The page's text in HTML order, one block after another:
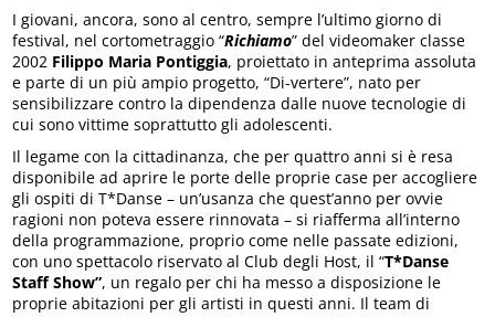
I giovani, ancora, sono al centro, sempre l’ultimo giorno di
festival, nel cortometraggio “Richiamo” del videomaker classe
2002 Filippo Maria Pontiggia, proiettato in anteprima assoluta
e parte di un più ampio progetto, “Di-vertere”, nato per
sensibilizzare contro la dipendenza dalle nuove tecnologie di
cui sono vittime soprattutto gli adolescenti.
Il legame con la cittadinanza, che per quattro anni si è resa
disponibile ad aprire le porte delle proprie case per accogliere
gli ospiti di T*Danse – un’usanza che quest’anno per ovvie
ragioni non poteva essere rinnovata – si riafferma all’interno
della programmazione, proprio come nelle passate edizioni,
con uno spettacolo riservato al Club degli Host, il “T*Danse
Staff Show”, un regalo per chi ha messo a disposizione le
proprie abitazioni per gli artisti in questi anni. Il team di